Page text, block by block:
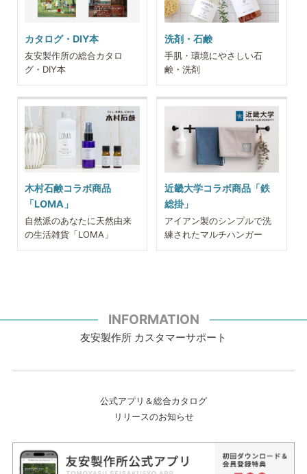
カタログ・DIY本
友安製作所の総合カタロ
グ・DIY本
洗剤・石鹸
手肌・環境にやさしい石
鹸・洗剤
木村石鹸コラボ商品
「LOMA」
自然派のあなたに天然由来
の生活雑貨「LOMA」
近畿大学コラボ商品「鉄
総掛」
アイアン製のシンプルで洗
練されたマルチハンガー
INFORMATION
友安製作所 カスタマーサポート
公式アプリ＆総合カタログ
リリースのお知らせ